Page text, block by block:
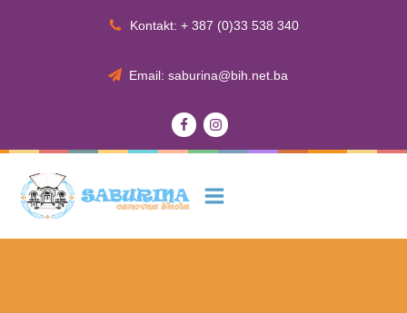
Kontakt: + 387 (0)33 538 340
Email: saburina@bih.net.ba